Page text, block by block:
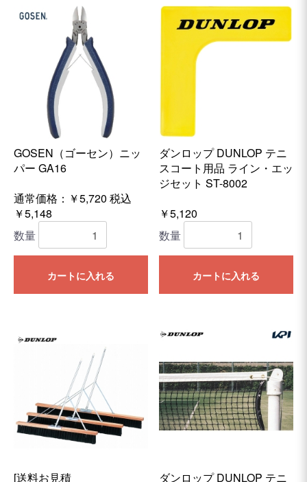
GOSEN（ゴーセン）ニッ
パー GA16
通常価格：￥5,720 税込
￥5,148
数量
カートに入れる
ダンロップ DUNLOP テニ
スコート用品 ライン・エッ
ジセット ST-8002
￥5,120
数量
カートに入れる
[送料お見積
ダンロップ DUNLOP テニ